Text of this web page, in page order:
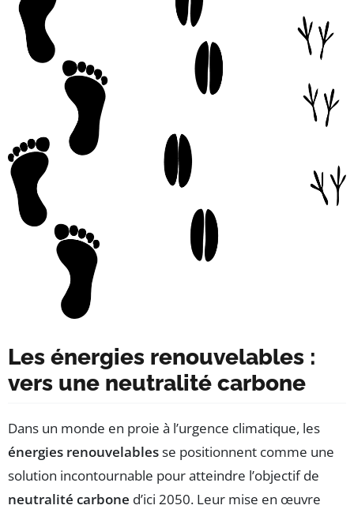
Les énergies renouvelables :
vers une neutralité carbone
Dans un monde en proie à l’urgence climatique, les
énergies renouvelablesse positionnent comme une
solution incontournable pour atteindre l’objectif de
neutralité carbone d’ici 2050. Leur mise en œuvre